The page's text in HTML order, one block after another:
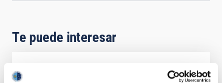
Te puede interesar